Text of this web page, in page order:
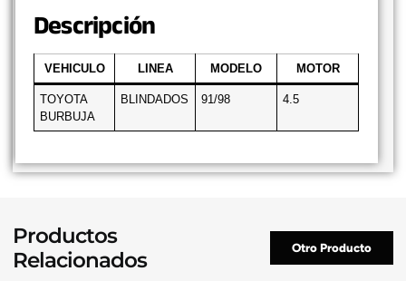
Descripción
VEHICULO LINEA MODELO MOTOR
TOYOTA
BURBUJA
BLINDADOS 91/98 4.5
Productos
Relacionados
Otro Producto